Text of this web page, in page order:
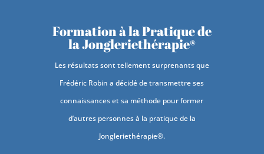
Formation à la Pratique de
la Jongleriethérapie®
Les résultats sont tellement surprenants que
Frédéric Robin a décidé de transmettre ses
connaissances et sa méthode pour former
d’autres personnes à la pratique de la
Jongleriethérapie®.